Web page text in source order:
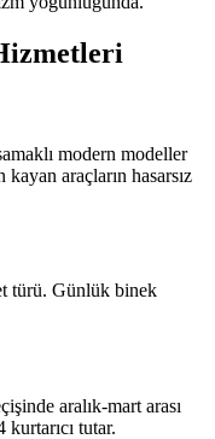
modern modeller
araçların hasarsız
türü. Günlük binek
aralık-mart arası
tutar.